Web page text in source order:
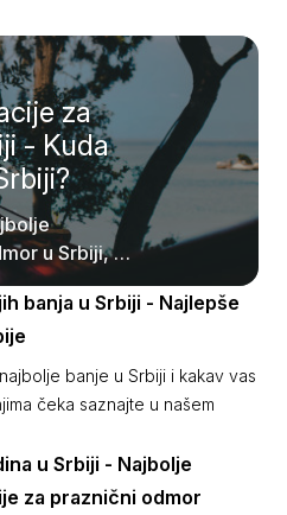
za
- Kuda
u Srbiji, od
banja u Srbiji - Najlepše
banje u Srbiji i kakav vas
čeka saznajte u našem
u Srbiji - Najbolje
za praznični odmor